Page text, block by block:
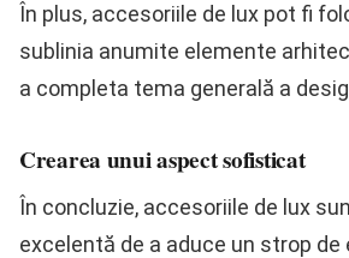
În plus, accesoriile de lux pot fi
sublinia anumite elemente
a completa tema generală a
Crearea unui aspect sofisticat
În concluzie, accesoriile de lux
excelentă de a aduce un strop de